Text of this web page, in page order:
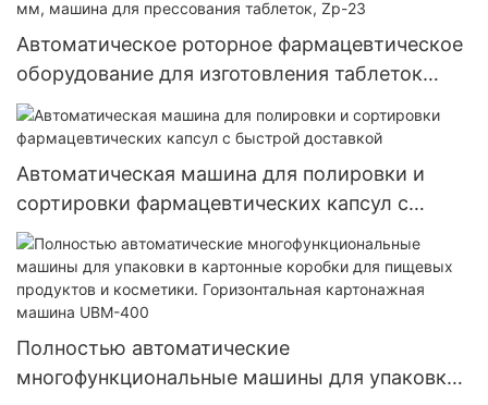
Автоматическое роторное фармацевтическое
оборудование для изготовления таблеток
диаметром 28 мм, машина для прессования
таблеток, Zp-23
Автоматическая машина для полировки и
сортировки фармацевтических капсул с
быстрой доставкой
Полностью автоматические
многофункциональные машины для упаковки